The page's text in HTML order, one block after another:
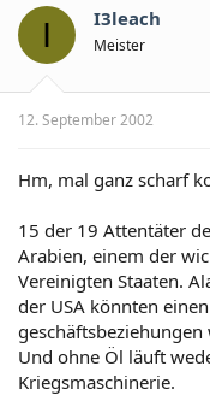
Unocals Versuche, die
einem für das Projekt
bewegen, scheiterten
jedoch von einem
Pipeline verhindern
I I3leach
Meister
12. September 2002
Hm, mal ganz scharf
15 der 19 Attentäter
Arabien, einem der
Vereinigten Staaten.
der USA könnten
Und ohne Öl läuft
Kriegsmaschinerie.